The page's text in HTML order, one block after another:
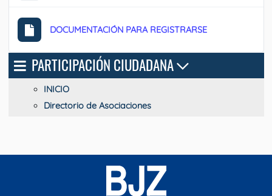
DOCUMENTACIÓN PARA REGISTRARSE
PARTICIPACIÓN CIUDADANA
INICIO
Directorio de Asociaciones